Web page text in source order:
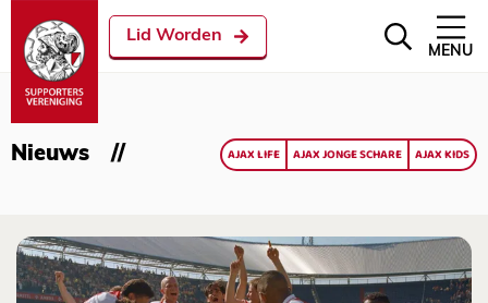
Lid Worden
MENU
Nieuws AJAX LIFE AJAX JONGE SCHARE AJAX KIDS